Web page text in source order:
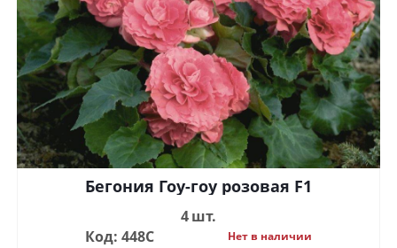
Бегония Гоу-гоу розовая F1
4 шт.
Код: 448С
Нет в наличии